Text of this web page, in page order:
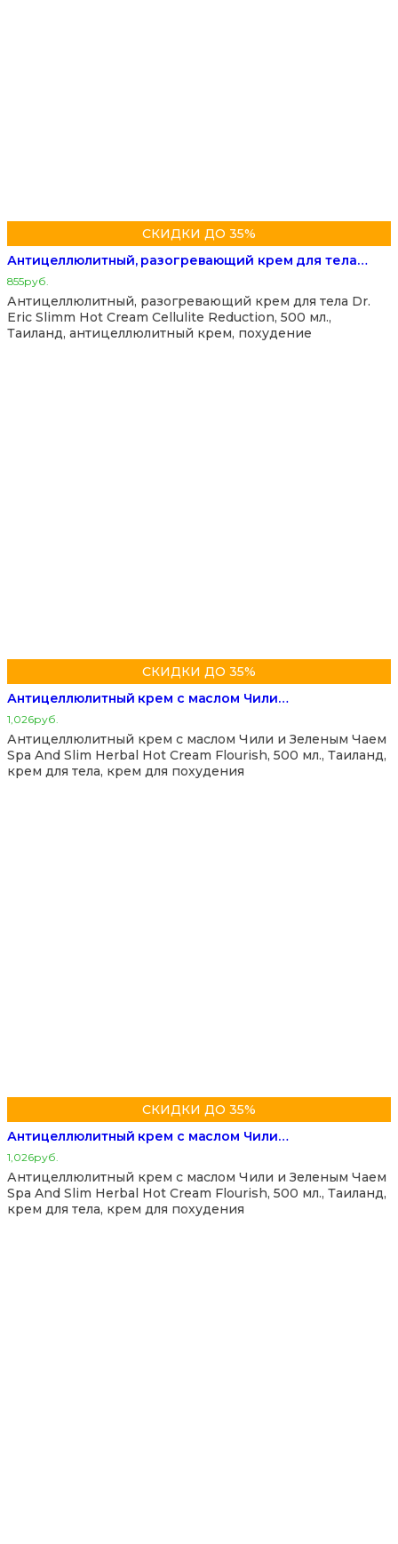
СКИДКИ ДО 35%
Антицеллюлитный, разогревающий крем для тела…
855руб.
Антицеллюлитный, разогревающий крем для тела Dr.
Eric Slimm Hot Cream Cellulite Reduction, 500 мл.,
Таиланд, антицеллюлитный крем, похудение
СКИДКИ ДО 35%
Антицеллюлитный крем с маслом Чили…
1,026руб.
Антицеллюлитный крем с маслом Чили и Зеленым Чаем
Spa And Slim Herbal Hot Cream Flourish, 500 мл., Таиланд,
крем для тела, крем для похудения
СКИДКИ ДО 35%
Антицеллюлитный крем с маслом Чили…
1,026руб.
Антицеллюлитный крем с маслом Чили и Зеленым Чаем
Spa And Slim Herbal Hot Cream Flourish, 500 мл., Таиланд,
крем для тела, крем для похудения